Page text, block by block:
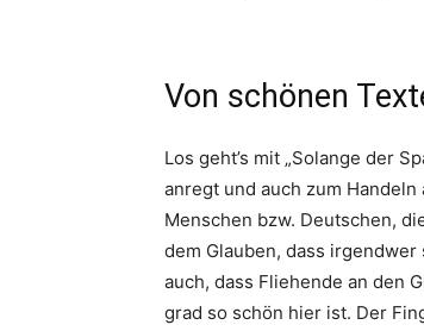
Von schönen
Los geht’s mit „Solange der
anregt und auch zum
Menschen bzw. Deutschen,
dem Glauben, dass
auch, dass Fliehende an den
grad so schön hier ist. Der